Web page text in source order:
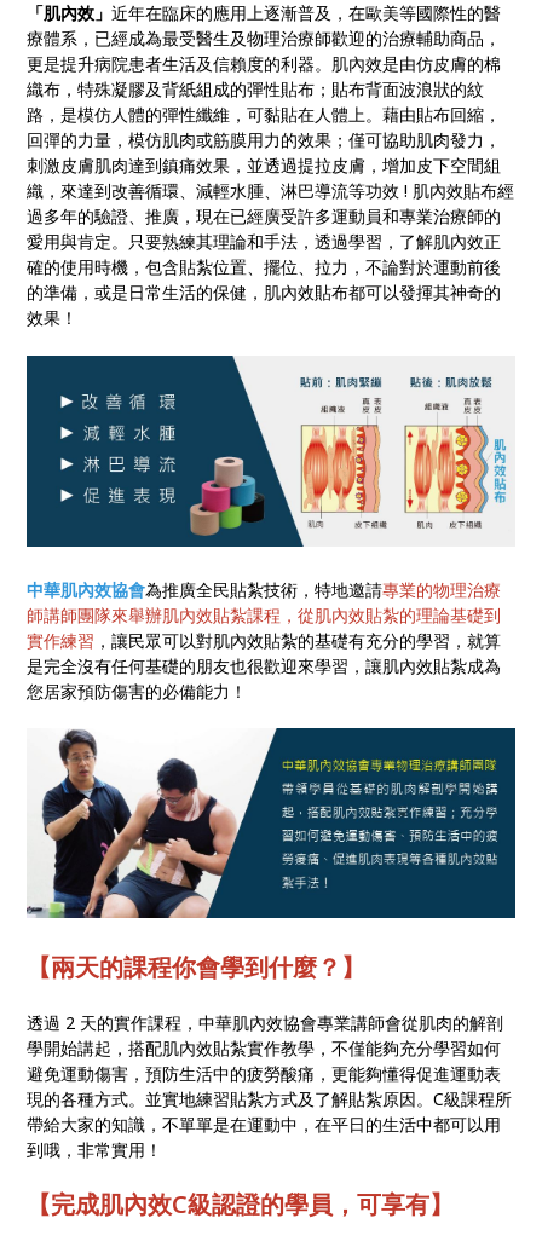
「肌內效」近年在臨床的應用上逐漸普及，在歐美等國際性的醫
療體系，已經成為最受醫生及物理治療師歡迎的治療輔助商品，
更是提升病院患者生活及信賴度的利器。肌內效是由仿皮膚的棉
織布，特殊凝膠及背紙組成的彈性貼布；貼布背面波浪狀的紋
路，是模仿人體的彈性纖維，可黏貼在人體上。藉由貼布回縮，
回彈的力量，模仿肌肉或筋膜用力的效果；僅可協助肌肉發力，
刺激皮膚肌肉達到鎮痛效果，並透過提拉皮膚，增加皮下空間組
織，來達到改善循環、減輕水腫、淋巴導流等功效 ! 肌內效貼布經
過多年的驗證、推廣，現在已經廣受許多運動員和專業治療師的
愛用與肯定。只要熟練其理論和手法，透過學習，了解肌內效正
確的使用時機，包含貼紮位置、擺位、拉力，不論對於運動前後
的準備，或是日常生活的保健，肌內效貼布都可以發揮其神奇的
效果！
中華肌內效協會為推廣全民貼紮技術，特地邀請專業的物理治療
師講師團隊來舉辦肌內效貼紮課程，從肌內效貼紮的理論基礎到
實作練習 ，讓民眾可以對肌內效貼紮的基礎有充分的學習，就算
是完全沒有任何基礎的朋友也很歡迎來學習，讓肌內效貼紮成為
您居家預防傷害的必備能力！
【兩天的課程你會學到什麼？】
透過 2 天的實作課程，中華肌內效協會專業講師會從肌肉的解剖
學開始講起，搭配肌內效貼紮實作教學，不僅能夠充分學習如何
避免運動傷害，預防生活中的疲勞酸痛，更能夠懂得促進運動表
現的各種方式。並實地練習貼紮方式及了解貼紮原因。C級課程所
帶給大家的知識，不單單是在運動中，在平日的生活中都可以用
到哦，非常實用！
【完成肌內效C級認證的學員，可享有】